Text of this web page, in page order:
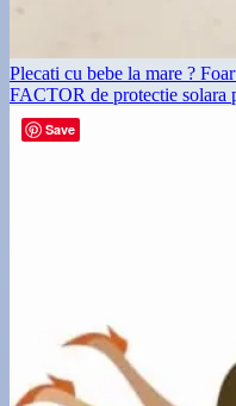
Plecati cu bebe la mare ?
FACTOR de protectie solara
Save